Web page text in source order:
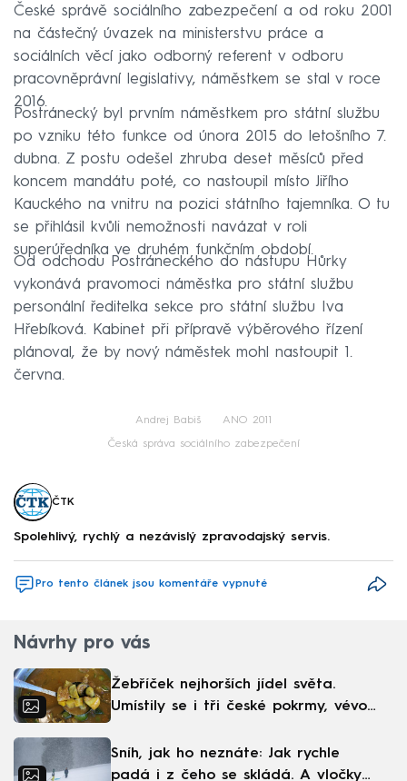
České správě sociálního zabezpečení a od roku 2001
na částečný úvazek na ministerstvu práce a
sociálních věcí jako odborný referent v odboru
pracovněprávní legislativy, náměstkem se stal v roce
2016.
Postránecký byl prvním náměstkem pro státní službu
po vzniku této funkce od února 2015 do letošního 7.
dubna. Z postu odešel zhruba deset měsíců před
koncem mandátu poté, co nastoupil místo Jiřího
Kauckého na vnitru na pozici státního tajemníka. O tu
se přihlásil kvůli nemožnosti navázat v roli
superúředníka ve druhém funkčním období.
Od odchodu Postráneckého do nástupu Hůrky
vykonává pravomoci náměstka pro státní službu
personální ředitelka sekce pro státní službu Iva
Hřebíková. Kabinet při přípravě výběrového řízení
plánoval, že by nový náměstek mohl nastoupit 1.
června.
Andrej Babiš ANO 2011
Česká správa sociálního zabezpečení
ČTK
Spolehlivý, rychlý a nezávislý zpravodajský servis.
Pro tento článek jsou komentáře vypnuté
Návrhy pro vás
Žebříček nejhorších jídel světa.
Umístily se i tři české pokrmy, vévodí
Sníh, jak ho neznáte: Jak rychle
padá i z čeho se skládá. A vločky